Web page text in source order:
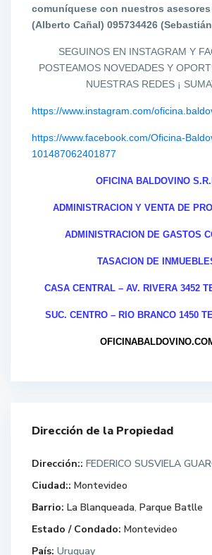
comuníquese con nuestros asesores
(Alberto Cañal) 095734426
SEGUINOS EN INSTAGRAM Y
POSTEAMOS NOVEDADES Y
NUESTRAS REDES ¡
https://www.instagram.com/
https://www.facebook.com/Oficina-
101487062401877
OFICINA BALDOVINO
ADMINISTRACION Y VENTA DE
ADMINISTRACION DE GASTOS
TASACION DE
CASA CENTRAL – AV. RIVERA 3452
SUC. CENTRO – RIO BRANCO 1450
Dirección de la Propiedad
Dirección:: FEDERICO SUSVIELA
Ciudad:: Montevideo
Barrio: La Blanqueada, Parque Batlle
Estado / Condado: Montevideo
País: Uruguay